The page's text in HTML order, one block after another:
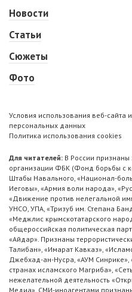
Новости
Статьи
Сюжеты
Фото
Условия использования веб-сайта
персональных данных
Политика использования cookies
Для читателей: В России
организации ФБК (Фонд борьбы с
Штабы Навального, «Национал-
Иеговы», «Армия воли народа»,
«Движение против нелегальной
УНСО, УПА, «Тризуб им. Степана
«Меджлис крымскотатарского
общероссийская политическая
«Айдар». Признаны
Талибан», «Имарат Кавказ»,
Джебхад-ан-Нусра, «АУМ Синрике»,
странах исламского Магриба»,
нежелательной деятельность
Медиа». СМИ-иноагентами